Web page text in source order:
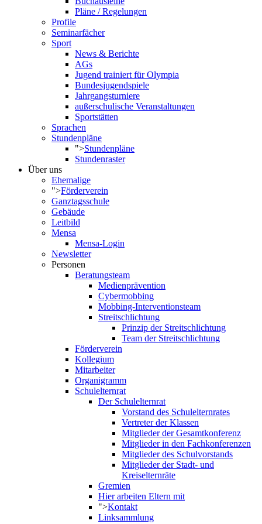
Pläne / Regelungen
Profile
Seminarfächer
Sport
News & Berichte
AGs
Jugend trainiert für Olympia
Bundesjugendspiele
Jahrgangsturniere
außerschulische Veranstaltungen
Sportstätten
Sprachen
Stundenpläne
">Stundenpläne
Stundenraster
Über uns
Ehemalige
">Förderverein
Ganztagsschule
Gebäude
Leitbild
Mensa
Mensa-Login
Newsletter
Personen
Beratungsteam
Medienprävention
Cybermobbing
Mobbing-Interventionsteam
Streitschlichtung
Prinzip der Streitschlichtung
Team der Streitschlichtung
Förderverein
Kollegium
Mitarbeiter
Organigramm
Schulelternrat
Der Schulelternrat
Vorstand des Schulelternrates
Vertreter der Klassen
Mitglieder der Gesamtkonferenz
Mitglieder in den Fachkonferenzen
Mitglieder des Schulvorstands
Mitglieder der Stadt- und
Kreiselternräte
Gremien
Hier arbeiten Eltern mit
">Kontakt
Linksammlung